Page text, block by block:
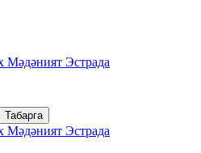
Мәдәният Эстрада
Табарга
Мәдәният Эстрада